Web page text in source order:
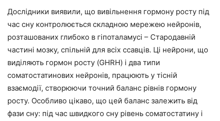
Дослідники виявили, що вивільнення гормону росту під
час сну контролюється складною мережею нейронів,
розташованих глибоко в гіпоталамусі – Стародавній
частині мозку, спільній для всіх ссавців. Ці нейрони, що
виділяють гормон росту (GHRH) і два типи
соматостатинових нейронів, працюють у тісній
взаємодії, створюючи точний баланс рівнів гормону
росту. Особливо цікаво, що цей баланс залежить від
фази сну: під час швидкого сну рівень соматостатину і